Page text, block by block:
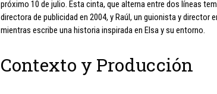
próximo 10 de julio. Esta cinta, que alterna entre dos líneas
directora de publicidad en 2004, y Raúl, un guionista y director
mientras escribe una historia inspirada en Elsa y su entorno.
Contexto y Producción